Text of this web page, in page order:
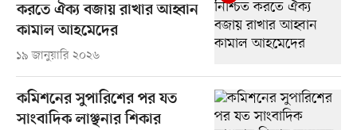
করতে ঐক্য বজায় রাখার আহ্বান
কামাল আহমেদের
১৯ জানুয়ারি ২০২৬
কমিশনের সুপারিশের পর যত
সাংবাদিক লাঞ্ছনার শিকার